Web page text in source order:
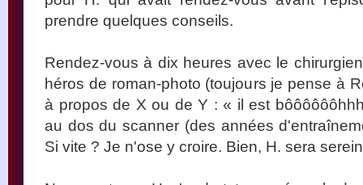
prendre quelques conseils.
Rendez-vous à dix heures avec le
héros de roman-photo (toujours je pense à
à propos de X ou de Y : « il est
au dos du scanner (des années
Si vite ? Je n'ose y croire. Bien, H. sera